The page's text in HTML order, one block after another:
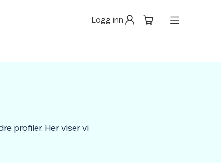
Logg inn
profiler. Her viser vi